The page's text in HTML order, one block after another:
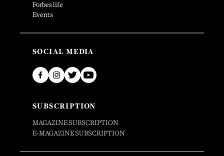
Forbes life
Events
SOCIAL MEDIA
SUBSCRIPTION
MAGAZINE SUBSCRIPTION
E-MAGAZINE SUBSCRIPTION